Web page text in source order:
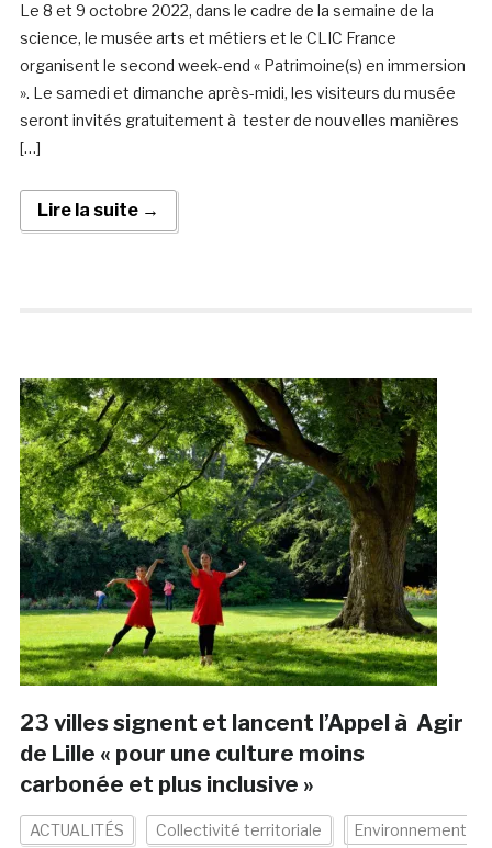
Le 8 et 9 octobre 2022, dans le cadre de la semaine de la
science, le musée arts et métiers et le CLIC France
organisent le second week-end « Patrimoine(s) en immersion
». Le samedi et dimanche après-midi, les visiteurs du musée
seront invités gratuitement à tester de nouvelles manières
[…]
Lire la suite →
23 villes signent et lancent l’Appel à Agir
de Lille « pour une culture moins
carbonée et plus inclusive »
ACTUALITÉS Collectivité territoriale Environnement